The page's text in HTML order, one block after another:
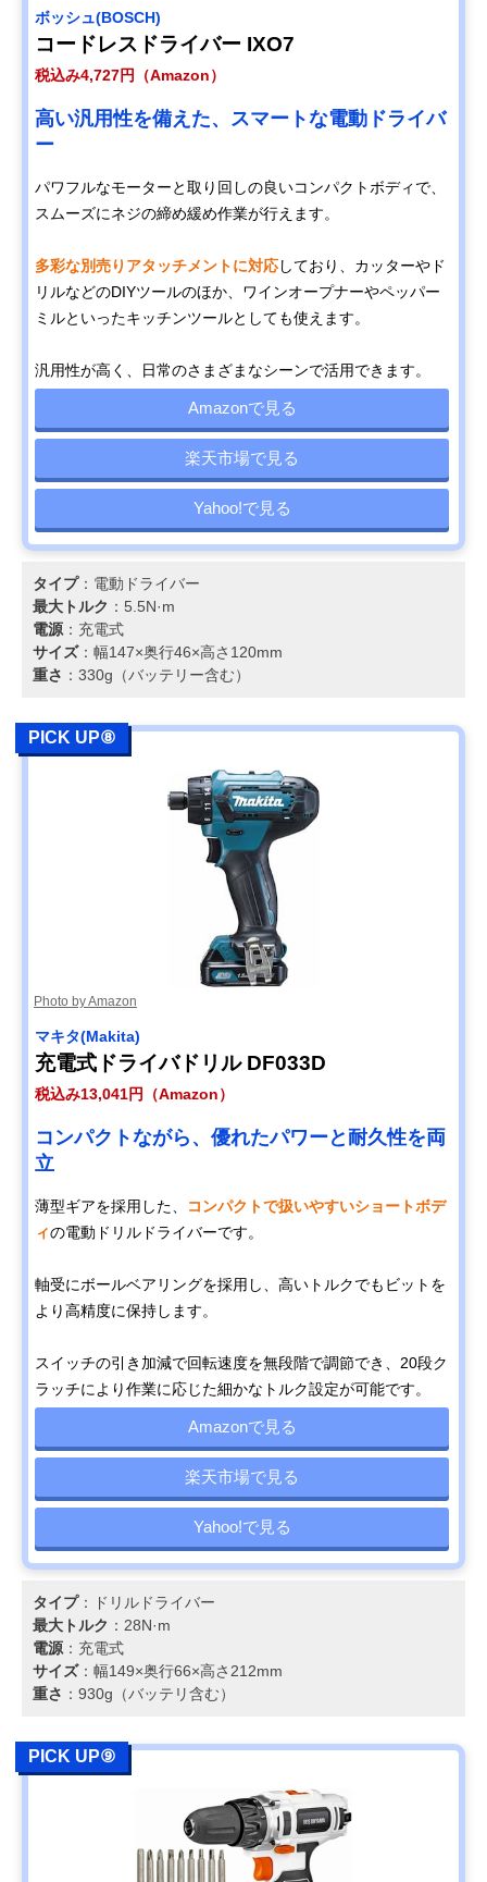
ボッシュ(BOSCH)
コードレスドライバー IXO7
税込み4,727円（Amazon）
高い汎用性を備えた、スマートな電動ドライバ
ー
パワフルなモーターと取り回しの良いコンパクトボディで、
スムーズにネジの締め緩め作業が行えます。
多彩な別売りアタッチメントに対応しており、カッターやド
リルなどのDIYツールのほか、ワインオープナーやペッパー
ミルといったキッチンツールとしても使えます。
汎用性が高く、日常のさまざまなシーンで活用できます。
Amazonで見る
楽天市場で見る
Yahoo!で見る
タイプ：電動ドライバー
最大トルク ：5.5N·m
電源 ：充電式
サイズ：幅147×奥行46×高さ120mm
重さ ：330g（バッテリー含む）
PICK UP⑧
Photo by Amazon
マキタ(Makita)
充電式ドライバドリル DF033D
税込み13,041円（Amazon）
コンパクトながら、優れたパワーと耐久性を両
立
薄型ギアを採用した、
コンパクトで扱いやすいショートボデ
ィの電動ドリルドライバーです。
軸受にボールベアリングを採用し、高いトルクでもビットを
より高精度に保持します。
スイッチの引き加減で回転速度を無段階で調節でき、20段ク
ラッチにより作業に応じた細かなトルク設定が可能です。
Amazonで見る
楽天市場で見る
Yahoo!で見る
タイプ：ドリルドライバー
最大トルク ：28N·m
電源 ：充電式
サイズ：幅149×奥行66×高さ212mm
重さ ：930g（バッテリ含む）
PICK UP⑨